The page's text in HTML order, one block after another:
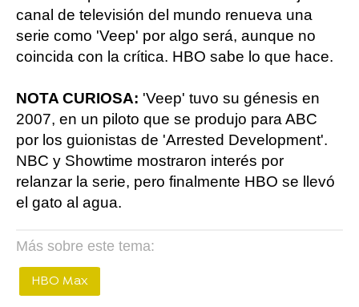
canal de televisión del mundo renueva una
serie como 'Veep' por algo será, aunque no
coincida con la crítica. HBO sabe lo que hace.
NOTA CURIOSA: 'Veep' tuvo su génesis en
2007, en un piloto que se produjo para ABC
por los guionistas de 'Arrested Development'.
NBC y Showtime mostraron interés por
relanzar la serie, pero finalmente HBO se llevó
el gato al agua.
Más sobre este tema:
HBO Max